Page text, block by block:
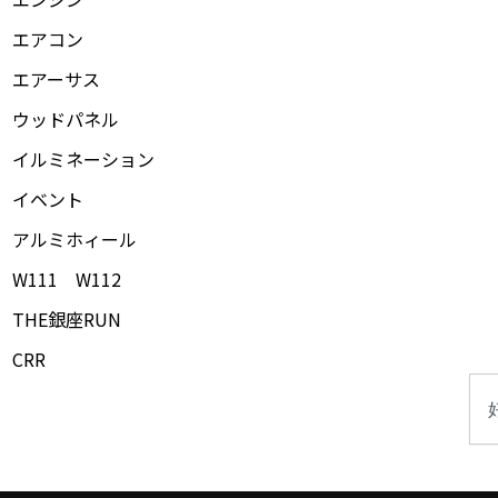
エアコン
エアーサス
ウッドパネル
イルミネーション
イベント
アルミホィール
W111 W112
THE銀座RUN
CRR